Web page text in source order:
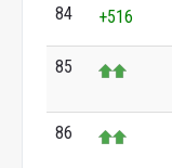
84 +516
85
86